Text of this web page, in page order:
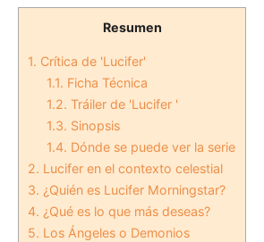
Resumen
1. Crítica de 'Lucifer'
1.1. Ficha Técnica
1.2. Tráiler de 'Lucifer '
1.3. Sinopsis
1.4. Dónde se puede ver la serie
2. Lucifer en el contexto celestial
3. ¿Quién es Lucifer Morningstar?
4. ¿Qué es lo que más deseas?
5. Los Ángeles o Demonios